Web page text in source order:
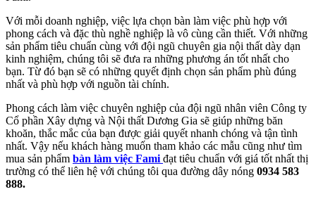
Với mỗi doanh nghiệp, việc lựa chọn bàn làm việc phù hợp với
phong cách và đặc thù nghề nghiệp là vô cùng cần thiết. Với những
sản phẩm tiêu chuẩn cùng với đội ngũ chuyên gia nội thất dày dạn
kinh nghiệm, chúng tôi sẽ đưa ra những phương án tốt nhất cho
bạn. Từ đó bạn sẽ có những quyết định chọn sản phẩm phù đúng
nhất và phù hợp với nguồn tài chính.
Phong cách làm việc chuyên nghiệp của đội ngũ nhân viên Công ty
Cổ phần Xây dựng và Nội thất Dương Gia sẽ giúp những băn
khoăn, thắc mắc của bạn được giải quyết nhanh chóng và tận tình
nhất. Vậy nếu khách hàng muốn tham khảo các mẫu cũng như tìm
mua sản phẩm bàn làm việc Fami đạt tiêu chuẩn với giá tốt nhất thị
trường có thể liên hệ với chúng tôi qua đường dây nóng 0934 583
888.